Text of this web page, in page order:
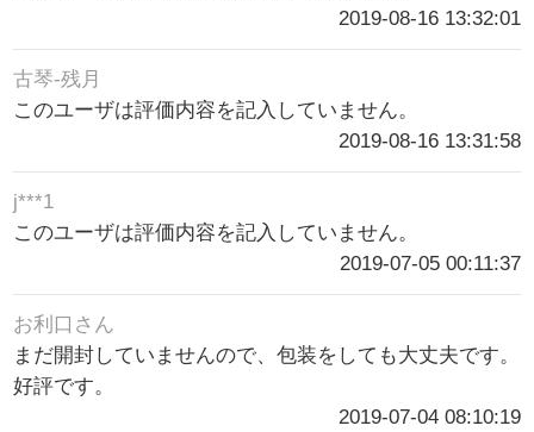
2019-08-16 13:32:01
古琴-残月
このユーザは評価内容を記入していません。
2019-08-16 13:31:58
j***1
このユーザは評価内容を記入していません。
2019-07-05 00:11:37
お利口さん
まだ開封していませんので、包装をしても大丈夫です。
好評です。
2019-07-04 08:10:19